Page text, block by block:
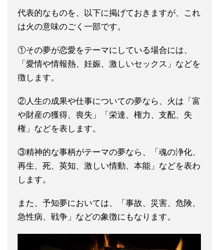
代表的なものを、以下に掲げておきますが、これ
は火の意味のごく一部です。
①その夢が恋愛をテーマにしている場合には、
「愛情や情報熱、妊娠、激しいセックス」などを
徴します。
②人生の成果や仕事についての夢なら、火は「富
や財産の獲得、喪失」「栄達、権力、支配、失
権」などを表します。
③精神的な事柄がテーマの夢なら、「魂の浄化、
再生、死、英知、激しい情動、本能」などを表わ
します。
また、予知夢においては、「事故、災害、危険、
急性病、戦争」などの象徴にもなります。